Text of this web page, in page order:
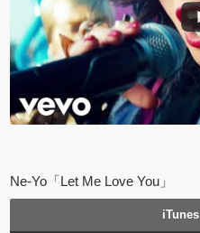
Ne-Yo「Let Me Love You」
iTunes